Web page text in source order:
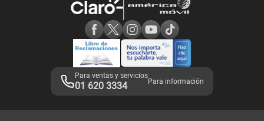
Adquirientes iPhone 6, 6S y SE
Mensaje de Seguridad
Términos y Condiciones de Tienda Claro
Libro de Reclamaciones
Legales de marketplace
Para ventas y servicios
01 620 3334 Para información